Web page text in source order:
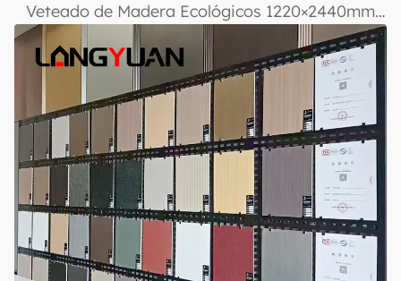
Veteado de Madera Ecológicos 1220×2440mm
para Revestimiento de Paredes Interiores,
Impermeables, Resistentes a Rayaduras y
Fáciles de Instalar